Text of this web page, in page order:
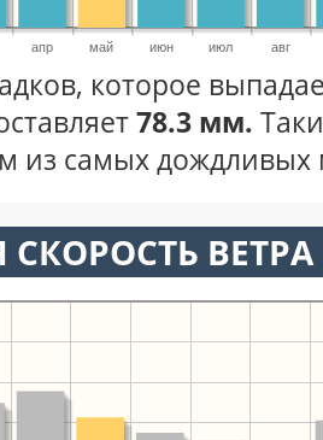
апр май июн июл авг
которое
78.3 мм.
из самых дождливых
СКОРОСТЬ